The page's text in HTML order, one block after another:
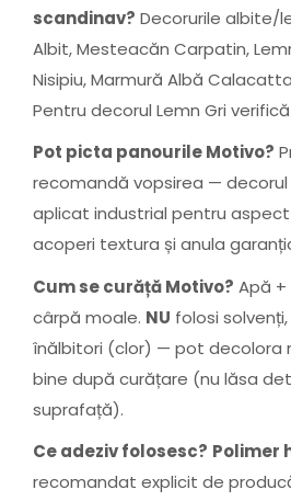
scandinav? Decorurile albite/
Albit, Mesteacăn Carpatin,
Nisipiu, Marmură Albă
Pentru decorul Lemn Gri
Pot picta panourile Motivo?
recomandă vopsirea —
aplicat industrial pentru
acoperi textura și anula
Cum se curăță Motivo? Apă
cârpă moale. NU folosi
înălbitori (clor) — pot decolora
bine după curățare (nu lăsa
suprafață).
Ce adeziv folosesc? Polimer
recomandat explicit de